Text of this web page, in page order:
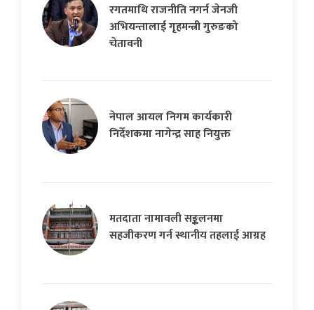
रगतमाथि राजनीति नगर्न जेनजी
अभियन्तालाई गृहमन्त्री गुरुङको
चेतावनी
नेपाल आयल निगम कार्यकारी
निर्देशकमा नागेन्द्र साह नियुक्त
मतदाता नामावली सङ्कलनमा
सहजीकरण गर्न स्थानीय तहलाई आग्रह